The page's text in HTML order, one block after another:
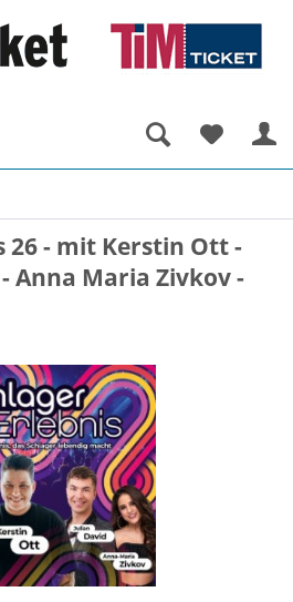
26 - mit Kerstin Ott -
Anna Maria Zivkov -